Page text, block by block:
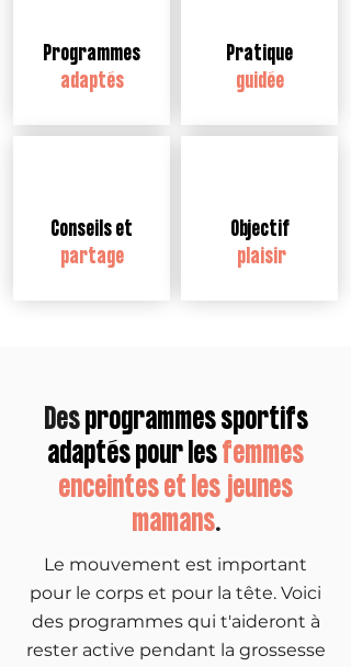
Programmes
adaptés
Conseils et
partage
Pratique
guidée
Objectif
plaisir
Desprogrammes sportifs
adaptés pour lesfemmes
enceintes et les jeunes
mamans.
Le mouvement est important
pour le corps et pour la tête. Voici
des programmes qui t'aideront à
rester active pendant la grossesse